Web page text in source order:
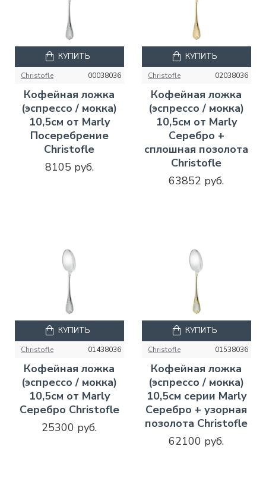
Christofle 00038036
Кофейная ложка
(эспрессо / мокка)
10,5см от Marly
Посеребрение
Christofle
8105 руб.
КУПИТЬ
Christofle 02038036
Кофейная ложка
(эспрессо / мокка)
10,5см от Marly
Серебро +
сплошная позолота
Christofle
63852 руб.
КУПИТЬ
Christofle 01438036
Кофейная ложка
(эспрессо / мокка)
10,5см от Marly
Серебро Christofle
25300 руб.
КУПИТЬ
Christofle 01538036
Кофейная ложка
(эспрессо / мокка)
10,5см серии Marly
Серебро + узорная
позолота Christofle
62100 руб.
КУПИТЬ